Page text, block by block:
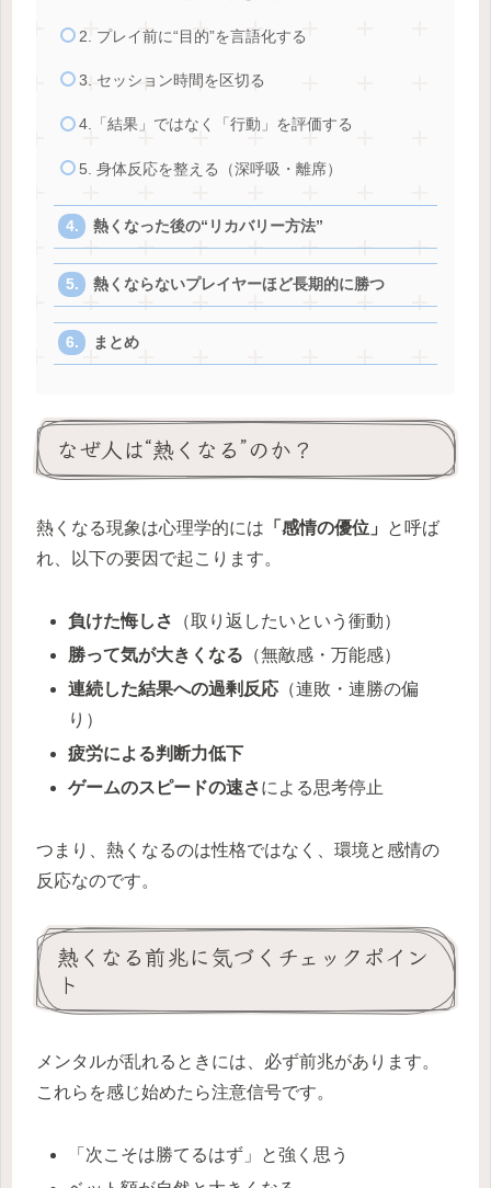
2. プレイ前に“目的”を言語化する
3. セッション時間を区切る
4.「結果」ではなく「行動」を評価する
5. 身体反応を整える（深呼吸・離席）
熱くなった後の“リカバリー方法”
熱くならないプレイヤーほど長期的に勝つ
まとめ
なぜ人は“熱くなる”のか？
熱くなる現象は心理学的には 「感情の優位」
と呼ば
れ、以下の要因で起こります。
負けた悔しさ
（取り返したいという衝動）
勝って気が大きくなる （無敵感・万能感）
連続した結果への過剰反応 （連敗・連勝の偏
り）
疲労による判断力低下
ゲームのスピードの速さによる思考停止
つまり、熱くなるのは性格ではなく、環境と感情の
反応なのです。
熱くなる前兆に気づくチェックポイン
ト
メンタルが乱れるときには、必ず前兆があります。
これらを感じ始めたら注意信号です。
「次こそは勝てるはず」と強く思う